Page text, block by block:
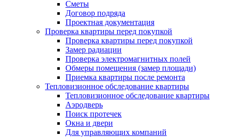
Сметы
Договор подряда
Проектная документация
Проверка квартиры перед покупкой
Проверка квартиры перед покупкой
Замер радиации
Проверка электромагнитных полей
Обмеры помещения (замер площади)
Приемка квартиры после ремонта
Тепловизионное обследование квартиры
Тепловизионное обследование квартиры
Аэродверь
Поиск протечек
Окна и двери
Для управляющих компаний